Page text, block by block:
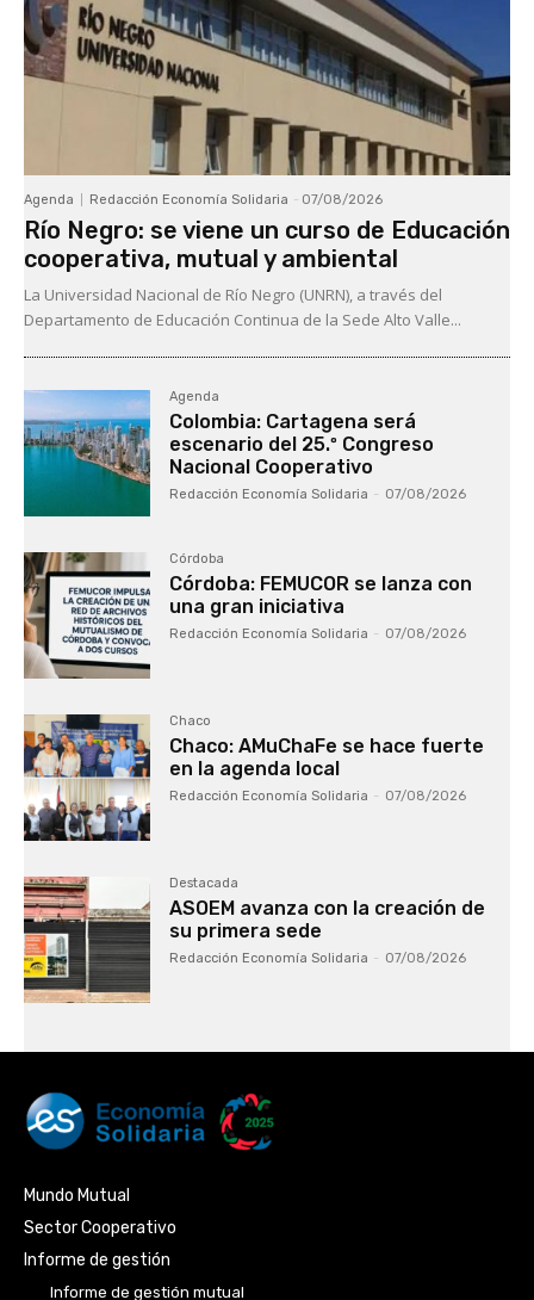
Agenda Redacción Economía Solidaria - 07/08/2026
Río Negro: se viene un curso de Educación
cooperativa, mutual y ambiental
La Universidad Nacional de Río Negro (UNRN), a través del
Departamento de Educación Continua de la Sede Alto Valle...
Agenda
Colombia: Cartagena será
escenario del 25.º Congreso
Nacional Cooperativo
Redacción Economía Solidaria - 07/08/2026
Córdoba
Córdoba: FEMUCOR se lanza con
una gran iniciativa
Redacción Economía Solidaria - 07/08/2026
Chaco
Chaco: AMuChaFe se hace fuerte
en la agenda local
Redacción Economía Solidaria - 07/08/2026
Destacada
ASOEM avanza con la creación de
su primera sede
Redacción Economía Solidaria - 07/08/2026
Mundo Mutual
Sector Cooperativo
Informe de gestión
Informe de gestión mutual